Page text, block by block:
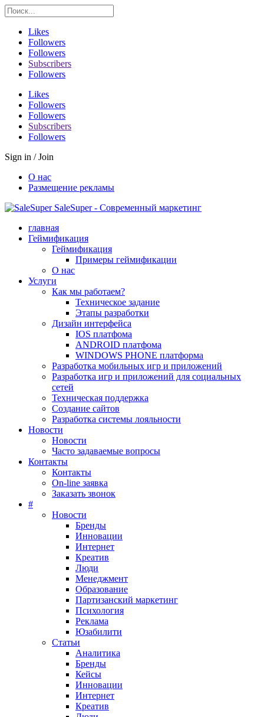
Likes
Followers
Followers
Subscribers
Followers
Likes
Followers
Followers
Subscribers
Followers
Sign in / Join
О нас
Размещение рекламы
SaleSuper - Современный маркетинг
главная
Геймификация
Геймификация
Примеры геймификации
О нас
Услуги
Как мы работаем?
Техническое задание
Этапы разработки
Дизайн интерфейса
IOS платфома
ANDROID платфома
WINDOWS PHONE платформа
Разработка мобильных игр и приложений
Разработка игр и приложений для социальных
сетей
Техническая поддержка
Создание сайтов
Разработка системы лояльности
Новости
Новости
Часто задаваемые вопросы
Контакты
Контакты
On-line заявка
Заказать звонок
#
Новости
Бренды
Инновации
Интернет
Креатив
Люди
Менеджмент
Образование
Партизанский маркетинг
Психология
Реклама
Юзабилити
Статьи
Аналитика
Бренды
Кейсы
Инновации
Интернет
Креатив